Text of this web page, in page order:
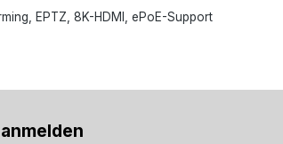
EPTZ, 8K-HDMI, ePoE-Support